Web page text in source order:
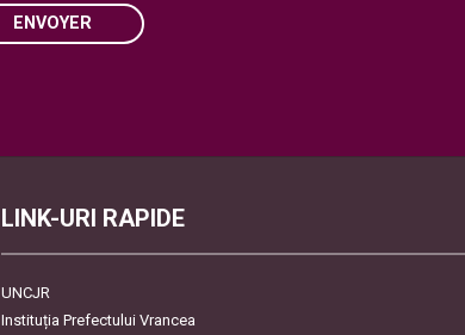
ENVOYER
LINK-URI RAPIDE
UNCJR
Instituția Prefectului Vrancea